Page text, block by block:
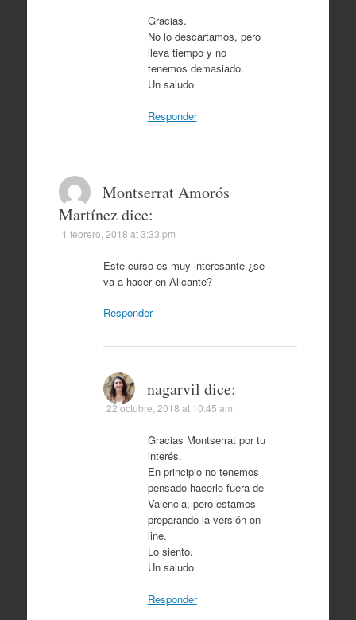
Gracias.
No lo descartamos, pero
lleva tiempo y no
tenemos demasiado.
Un saludo
Responder
Montserrat Amorós
Martínez dice:
1 febrero, 2018 at 3:33 pm
Este curso es muy interesante ¿se
va a hacer en Alicante?
Responder
nagarvil dice:
22 octubre, 2018 at 10:45 am
Gracias Montserrat por tu
interés.
En principio no tenemos
pensado hacerlo fuera de
Valencia, pero estamos
preparando la versión on-
line.
Lo siento.
Un saludo.
Responder